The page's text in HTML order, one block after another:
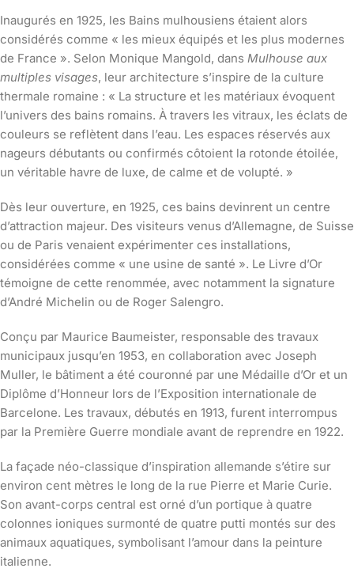
Inaugurés en 1925, les Bains mulhousiens étaient alors
considérés comme « les mieux équipés et les plus modernes
de France ». Selon Monique Mangold, dans Mulhouse aux
multiples visages, leur architecture s’inspire de la culture
thermale romaine : « La structure et les matériaux évoquent
l’univers des bains romains. À travers les vitraux, les éclats de
couleurs se reflètent dans l’eau. Les espaces réservés aux
nageurs débutants ou confirmés côtoient la rotonde étoilée,
un véritable havre de luxe, de calme et de volupté. »
Dès leur ouverture, en 1925, ces bains devinrent un centre
d’attraction majeur. Des visiteurs venus d’Allemagne, de Suisse
ou de Paris venaient expérimenter ces installations,
considérées comme « une usine de santé ». Le Livre d’Or
témoigne de cette renommée, avec notamment la signature
d’André Michelin ou de Roger Salengro.
Conçu par Maurice Baumeister, responsable des travaux
municipaux jusqu’en 1953, en collaboration avec Joseph
Muller, le bâtiment a été couronné par une Médaille d’Or et un
Diplôme d’Honneur lors de l’Exposition internationale de
Barcelone. Les travaux, débutés en 1913, furent interrompus
par la Première Guerre mondiale avant de reprendre en 1922.
La façade néo-classique d’inspiration allemande s’étire sur
environ cent mètres le long de la rue Pierre et Marie Curie.
Son avant-corps central est orné d’un portique à quatre
colonnes ioniques surmonté de quatre putti montés sur des
animaux aquatiques, symbolisant l’amour dans la peinture
italienne.